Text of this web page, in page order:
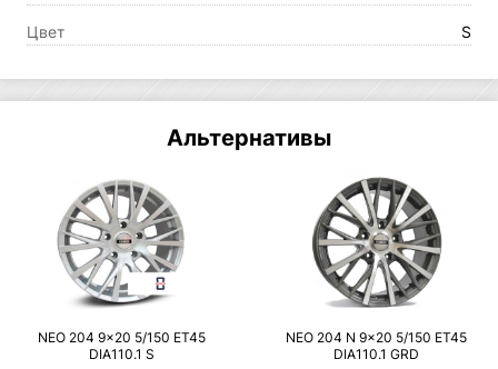
Цвет S
Альтернативы
NEO 204 9×20 5/150 ET45
DIA110.1 S
NEO 204 N 9×20 5/150 ET45
DIA110.1 GRD